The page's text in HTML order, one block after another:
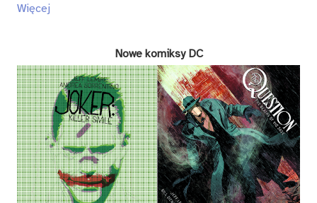
Więcej
Nowe komiksy DC